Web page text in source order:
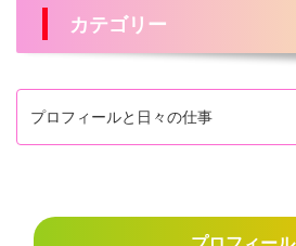
カテゴリー